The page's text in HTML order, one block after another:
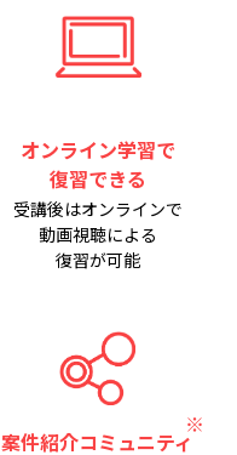
オンライン学習で
復習できる
受講後はオンラインで
動画視聴による
復習が可能
案件紹介コミュニティ